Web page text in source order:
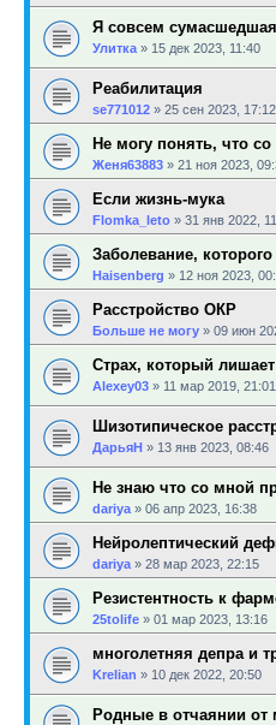
Я совсем
Улитка » 15 дек 2023, 11:40
Реабилитация
se771012 » 25 сен 2023, 17:12
Не могу понять, что со
Женя63883 » 21 ноя 2023,
Если жизнь-мука
Flomka_leto » 31 янв 2022,
Заболевание,
Haisenberg » 12 ноя 2023,
Расстройство ОКР
Больше не могу » 09 июн
Страх, который
Alexey03 » 11 мар 2019, 21:01
Шизотипическое
ДарьяН » 13 янв 2023, 08:46
Не знаю что со мной
dariya » 06 апр 2023, 16:38
Нейролептический
dariya » 28 мар 2023, 22:15
Резистентность к
25tolife » 01 мар 2023, 13:16
многолетняя депра и
Krelian » 10 дек 2022, 20:50
Родные в отчаянии от